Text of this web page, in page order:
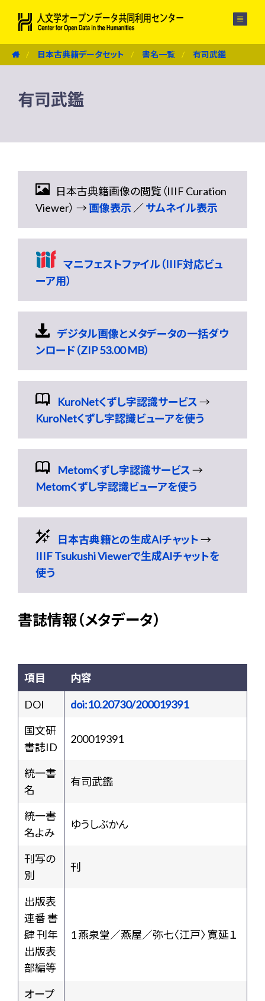
日本古典籍データセット 書名一覧 有司武鑑
有司武鑑
日本古典籍画像の閲覧（IIIF Curation
Viewer） →画像表示 ／サムネイル表示
マニフェストファイル（IIIF対応ビュ
ーア用）
デジタル画像とメタデータの一括ダウ
ンロード（ZIP 53.00 MB）
KuroNetくずし字認識サービス→
KuroNetくずし字認識ビューアを使う
Metomくずし字認識サービス→
Metomくずし字認識ビューアを使う
日本古典籍との生成AIチャット→
IIIF Tsukushi Viewerで生成AIチャットを
使う
書誌情報（メタデータ）
項目 内容
DOI
doi:10.20730/200019391
国文研
書誌ID
200019391
統一書
名
有司武鑑
統一書
名よみ
ゆうしぶかん
刊写の
別
刊
出版表
連番 書
肆 刊年
出版表
部編等
1 燕泉堂／燕屋／弥七〈江戸〉 寛延１
オープ